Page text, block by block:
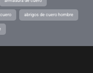
abrigos de cuero hombre